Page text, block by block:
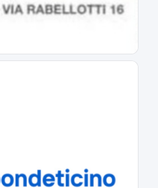
prossima tappa!
AlcioneMilano-Novara
la vincente di Livorno-Reggiana